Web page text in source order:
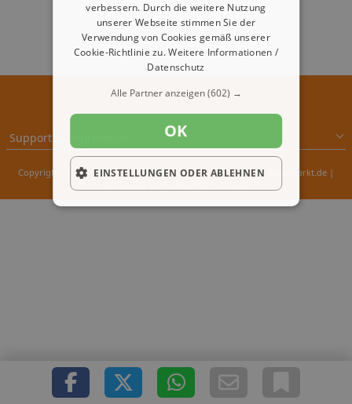
Support & Impressum
Copyright © 2000 - 2026 1A-Infosysteme.de | Content by: 1A-Reisemarkt.de |
verbessern. Durch die weitere Nutzung
unserer Webseite stimmen Sie der
Verwendung von Cookies gemäß unserer
Cookie-Richtlinie zu.Weitere Informationen /
Datenschutz
Alle Partner anzeigen(602) →
OK
EINSTELLUNGEN ODER ABLEHNEN